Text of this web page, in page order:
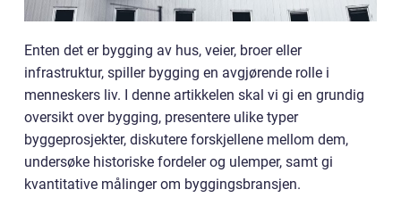
Enten det er bygging av hus, veier, broer eller
infrastruktur, spiller bygging en avgjørende rolle i
menneskers liv. I denne artikkelen skal vi gi en grundig
oversikt over bygging, presentere ulike typer
byggeprosjekter, diskutere forskjellene mellom dem,
undersøke historiske fordeler og ulemper, samt gi
kvantitative målinger om byggingsbransjen.